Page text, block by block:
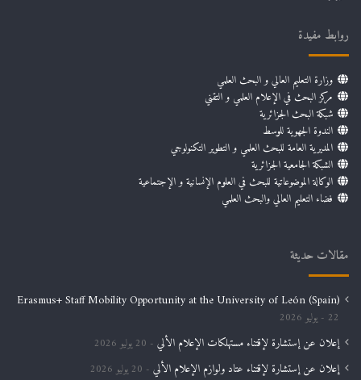
روابط مفيدة
وزارة التعليم العالي و البحث العلمي
مركز البحث في الإعلام العلمي و التقني
شبكة البحث الجزائرية
الندوة الجهوية للوسط
المديرية العامة للبحث العلمي و التطوير التكنولوجي
الشبكة الجامعية الجزائرية
الوكالة الموضوعاتية للبحث في العلوم الإنسانية و الإجتماعية
فضاء التعليم العالي والبحث العلمي
مقالات حديثة
Erasmus+ Staff Mobility Opportunity at the University of León (Spain)
22 يوليو 2026
إعلان عن إستشارة لإقتناء مستهلكات الإعلام الألي 20 يوليو 2026
إعلان عن إستشارة لإقتناء عتاد ولوازم الإعلام الألي 20 يوليو 2026